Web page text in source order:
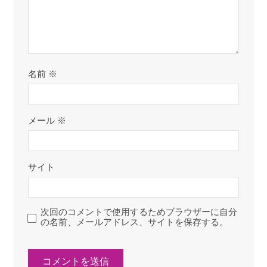
名前 ※
メール ※
サイト
次回のコメントで使用するためブラウザーに自分
の名前、メールアドレス、サイトを保存する。